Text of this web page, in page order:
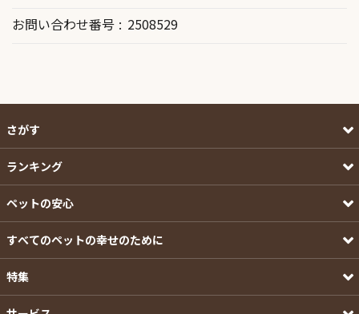
お問い合わせ番号
2508529
さがす
ランキング
ペットの安心
すべてのペットの幸せのために
特集